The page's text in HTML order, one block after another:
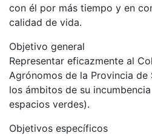
con él por más tiempo y en
calidad de vida.
Objetivo general
Representar eficazmente al
Agrónomos de la Provincia de
los ámbitos de su
espacios verdes).
Objetivos específicos